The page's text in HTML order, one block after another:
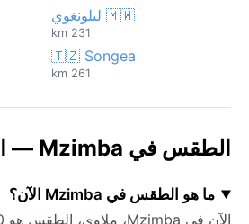
🇲🇼 ليلونغوي
231 km
🇹🇿 Songea
261 km
الطقس في Mzimba — الأسئلة الشائعة
ما هو الطقس في Mzimba الآن؟